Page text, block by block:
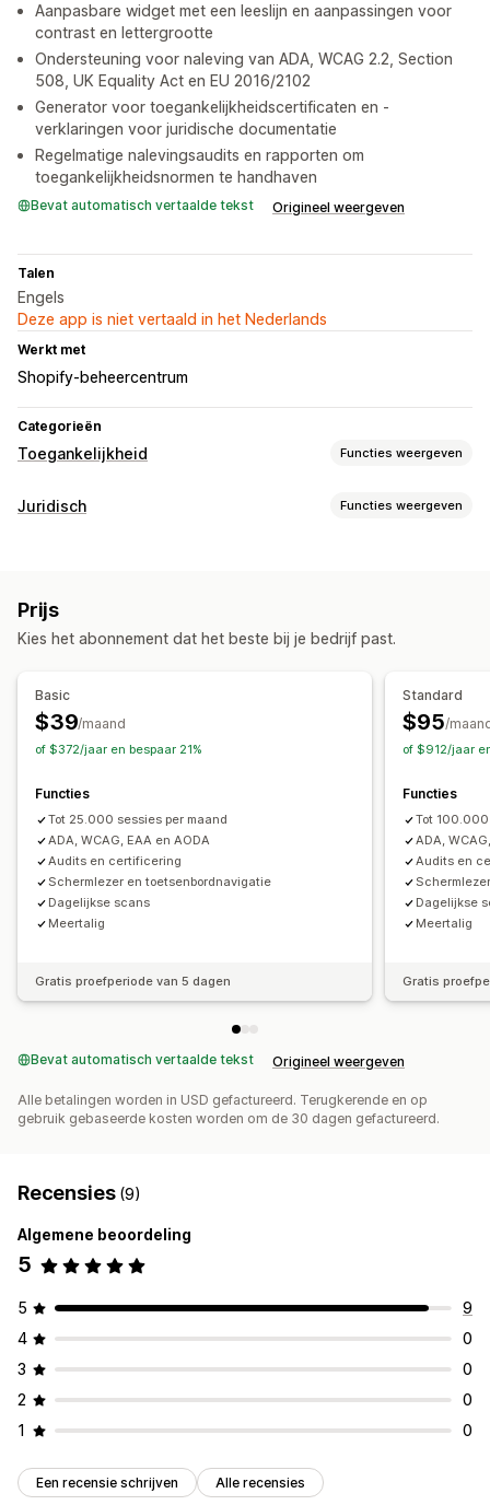
Aanpasbare widget met een leeslijn en aanpassingen voor
contrast en lettergrootte
Ondersteuning voor naleving van ADA, WCAG 2.2, Section
508, UK Equality Act en EU 2016/2102
Generator voor toegankelijkheidscertificaten en -
verklaringen voor juridische documentatie
Regelmatige nalevingsaudits en rapporten om
toegankelijkheidsnormen te handhaven
Bevat automatisch vertaalde tekst Origineel weergeven
Talen
Engels
Deze app is niet vertaald in het Nederlands
Werkt met
Shopify-beheercentrum
Categorieën
Toegankelijkheid Functies weergeven
Nalevingstypen
Certificering
Helderheid
Spraaknavigatie
Toetsenbordnavigatie
Cursorgrootte
Linkmarkeringen
Leesregel
Widget Rapportage
Juridisch Functies weergeven
Aanpassing
Knoppen
Prijs
Kies het abonnement dat het beste bij je bedrijf past.
Basic
$39/maand
of $372/jaar en bespaar 21%
Functies
Tot 25.000 sessies per maand
ADA, WCAG, EAA en AODA
Audits en certificering
Schermlezer en toetsenbordnavigatie
Dagelijkse scans
Meertalig
Gratis proefperiode van 5 dagen
Standard
$95/
of $912/jaar
Functies
Tot
ADA,
Audits en
Dagelijkse
Meertalig
Gratis
Bevat automatisch vertaalde tekst Origineel weergeven
Alle betalingen worden in USD gefactureerd. Terugkerende en op
gebruik gebaseerde kosten worden om de 30 dagen gefactureerd.
Recensies (9)
Algemene beoordeling
5
5
9
4
0
3
0
2
0
1
0
Een recensie schrijven Alle recensies